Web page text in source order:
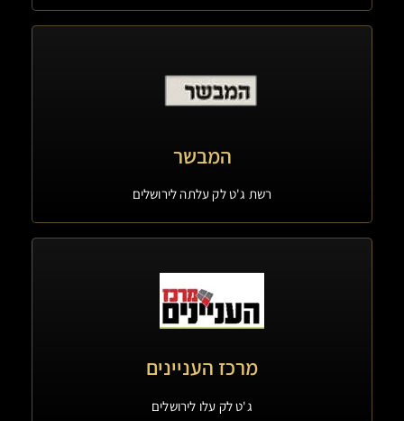
המבשר
רשת ג'ט לק עלתה לירושלים
מרכז העניינים
ג'ט לק עלו לירושלים